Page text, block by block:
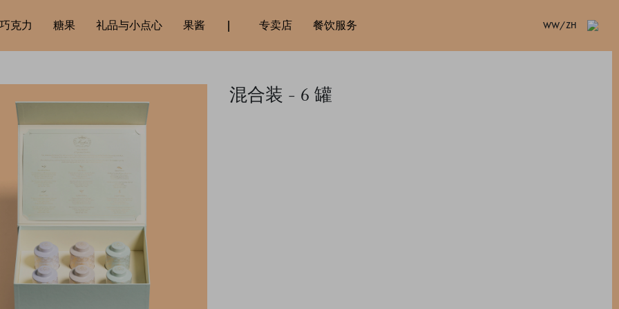
巧克力 糖果 礼品与小点心 果酱 专卖店 餐饮服务 WW/ZH
混合装 - 6 罐